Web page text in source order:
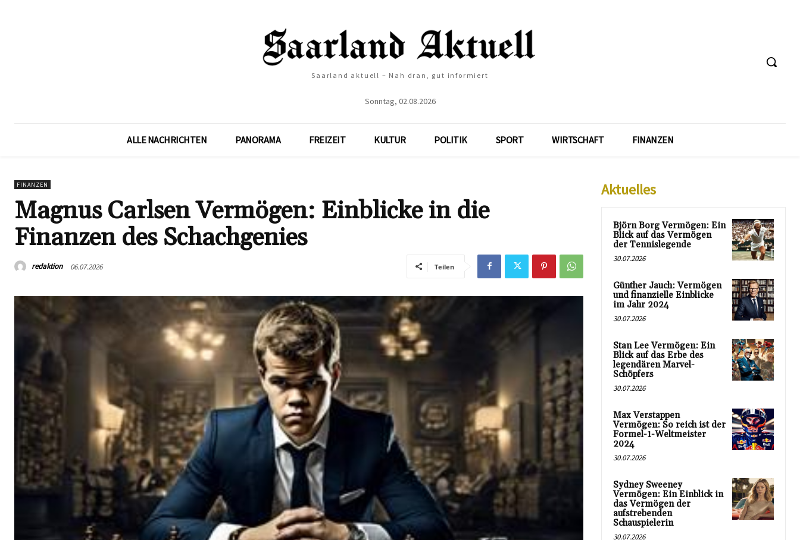
Saarland aktuell – Nah dran, gut informiert
Sonntag, 02.08.2026
ALLE NACHRICHTEN PANORAMA FREIZEIT KULTUR POLITIK SPORT WIRTSCHAFT FINANZEN
FINANZEN
Magnus Carlsen Vermögen: Einblicke in die
Finanzen des Schachgenies
redaktion 06.07.2026 Teilen
Aktuelles
Björn Borg Vermögen: Ein
Blick auf das Vermögen
der Tennislegende
30.07.2026
Günther Jauch: Vermögen
und finanzielle Einblicke
im Jahr 2024
30.07.2026
Stan Lee Vermögen: Ein
Blick auf das Erbe des
legendären Marvel-
Schöpfers
30.07.2026
Max Verstappen
Vermögen: So reich ist der
Formel-1-Weltmeister
2024
30.07.2026
Sydney Sweeney
Vermögen: Ein Einblick in
das Vermögen der
aufstrebenden
Schauspielerin
30.07.2026